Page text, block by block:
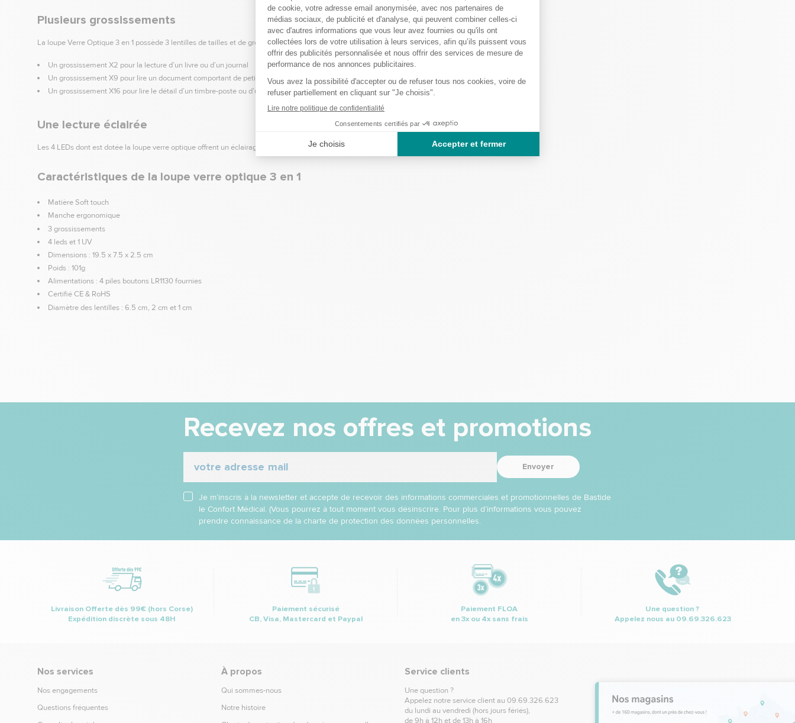
Plusieurs grossissements
La loupe Verre Optique 3 en 1 possède 3 lentilles de tailles et de grossissements différents.
Un grossissement X2 pour la lecture d’un livre ou d’un journal
Un grossissement X9 pour lire un document comportant de petits caractères
Un grossissement X16 pour lire le détail d’un timbre-poste ou d’une pièce de monnaie.
Une lecture éclairée
Les 4 LEDs dont est dotée la loupe verre optique offrent un éclairage pour une lecture confortable et une lumière ultraviolette.
Caractéristiques de la loupe verre optique 3 en 1
Matière Soft touch
Manche ergonomique
3 grossissements
4 leds et 1 UV
Dimensions : 19.5 x 7.5 x 2.5 cm
Poids : 101g
Alimentations : 4 piles boutons LR1130 fournies
Certifié CE & RoHS
Diamètre des lentilles : 6.5 cm, 2 cm et 1 cm
Recevez nos offres et promotions
Envoyer
Je m’inscris à la newsletter et accepte de recevoir des informations commerciales et promotionnelles de Bastide
le Confort Médical. (Vous pourrez à tout moment vous désinscrire. Pour plus d’informations vous pouvez
prendre connaissance de la charte de protection des données personnelles.
Livraison Offerte dès 99€ (hors Corse)
Expédition discrète sous 48H
Paiement sécurisé
CB, Visa, Mastercard et Paypal
Paiement FLOA
en 3x ou 4x sans frais
Une question ?
Appelez nous au 09.69.326.623
Nos services
Nos engagements
Questions fréquentes
À propos
Qui sommes-nous
Notre histoire
Service clients
Une question ?
Appelez notre service client au 09.69.326.623
du lundi au vendredi (hors jours fériés),
de 9h à 12h et de 13h à 16h